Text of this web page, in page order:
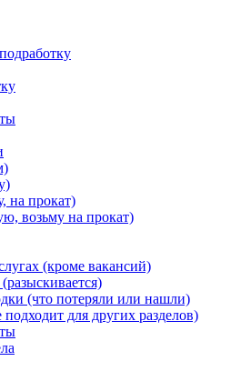
на прокат)
возьму на прокат)
(кроме вакансий)
(что потеряли или нашли)
подходит для других разделов)